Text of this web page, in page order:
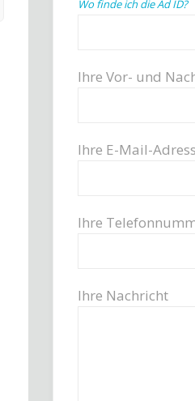
Wo finde ich die Ad ID?
Ihre Vor- und
Ihre E-Mail-
Ihre
Ihre Nachricht